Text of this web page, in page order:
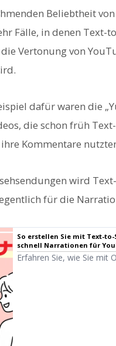
Beliebtheit
Fälle, in denen Text-
Vertonung von
dafür waren die
die schon früh
Kommentare
wird
für die
So erstellen Sie mit Text-
schnell Narrationen für
und Tricks
Erfahren Sie, wie Sie mit